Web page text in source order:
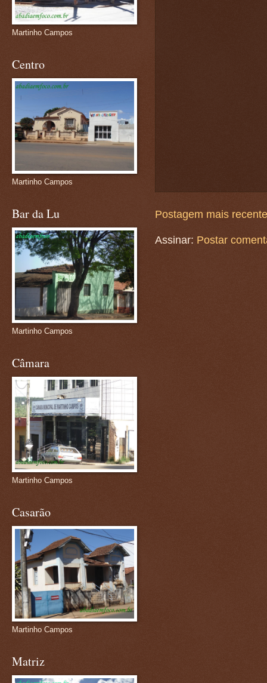
Postagem mais recente
Assinar: Postar
Martinho Campos
Centro
Martinho Campos
Bar da Lu
Martinho Campos
Câmara
Martinho Campos
Casarão
Martinho Campos
Matriz